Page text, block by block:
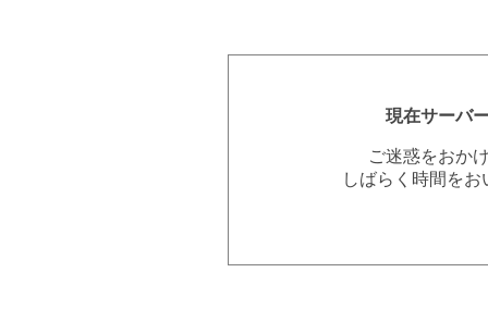
現在サーバ
ご迷惑をおか
しばらく時間を